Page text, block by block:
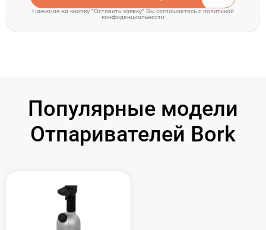
Нажимая на кнопку "Оставить заявку" Вы соглашаетесь cполитикой
конфиденциальности
Популярные модели
Отпаривателей Bork